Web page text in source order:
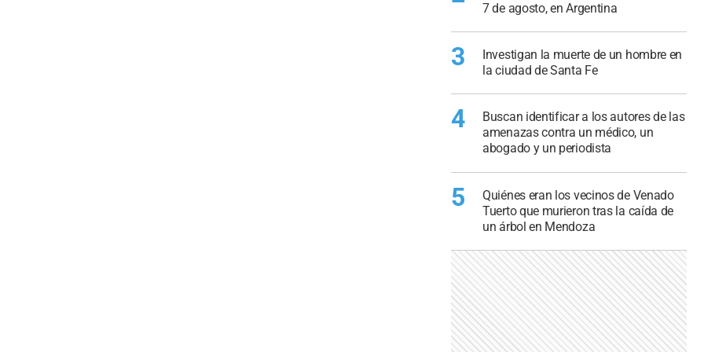
7 de agosto, en Argentina
3
Investigan la muerte de un hombre en
la ciudad de Santa Fe
4
Buscan identificar a los autores de las
amenazas contra un médico, un
abogado y un periodista
5
Quiénes eran los vecinos de Venado
Tuerto que murieron tras la caída de
un árbol en Mendoza